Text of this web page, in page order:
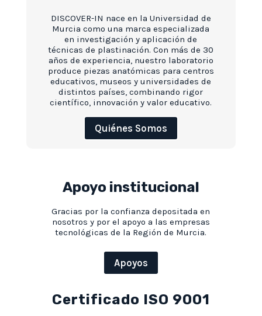
DISCOVER-IN nace en la Universidad de
Murcia como una marca especializada
en investigación y aplicación de
técnicas de plastinación. Con más de 30
años de experiencia, nuestro laboratorio
produce piezas anatómicas para centros
educativos, museos y universidades de
distintos países, combinando rigor
científico, innovación y valor educativo.
Quiénes Somos
Apoyo institucional
Gracias por la confianza depositada en
nosotros y por el apoyo a las empresas
tecnológicas de la Región de Murcia.
Apoyos
Certificado ISO 9001